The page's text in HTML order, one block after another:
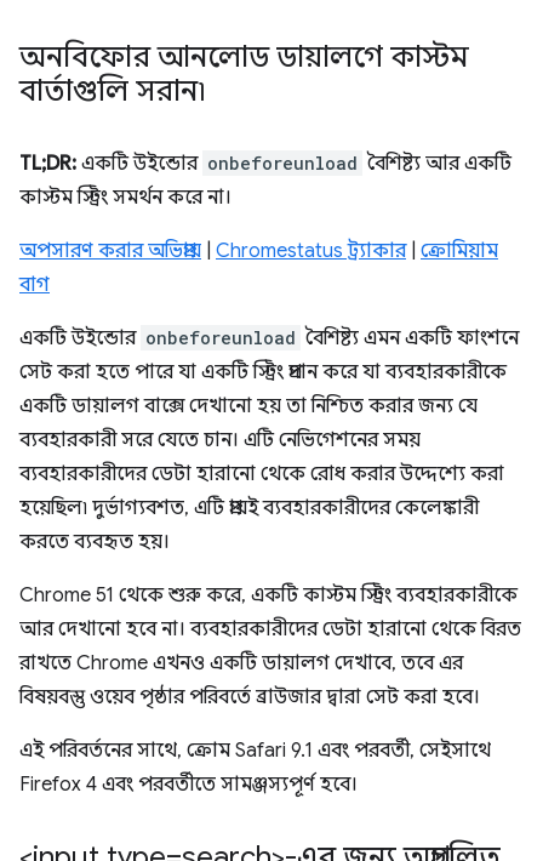
অনবিফোর আনলোড ডায়ালগে কাস্টম
বার্তাগুলি সরান৷
TL;DR: একটি উইন্ডোর onbeforeunload বৈশিষ্ট্য আর একটি
কাস্টম স্ট্রিং সমর্থন করে না।
অপসারণ করার অভিপ্রায় Chromestatus ট্র্যাকার| ক্রোমিয়াম
বাগ
একটি উইন্ডোর onbeforeunload বৈশিষ্ট্য এমন একটি ফাংশনে
সেট করা হতে পারে যা একটি স্ট্রিং প্রদান করে যা ব্যবহারকারীকে
একটি ডায়ালগ বাক্সে দেখানো হয় তা নিশ্চিত করার জন্য যে
ব্যবহারকারী সরে যেতে চান। এটি নেভিগেশনের সময়
ব্যবহারকারীদের ডেটা হারানো থেকে রোধ করার উদ্দেশ্যে করা
হয়েছিল৷ দুর্ভাগ্যবশত, এটি প্রায়ই ব্যবহারকারীদের কেলেঙ্কারী
করতে ব্যবহৃত হয়।
Chrome 51 থেকে শুরু করে, একটি কাস্টম স্ট্রিং ব্যবহারকারীকে
আর দেখানো হবে না। ব্যবহারকারীদের ডেটা হারানো থেকে বিরত
রাখতে Chrome এখনও একটি ডায়ালগ দেখাবে, তবে এর
বিষয়বস্তু ওয়েব পৃষ্ঠার পরিবর্তে ব্রাউজার দ্বারা সেট করা হবে।
এই পরিবর্তনের সাথে, ক্রোম Safari 9.1 এবং পরবর্তী, সেইসাথে
Firefox 4 এবং পরবর্তীতে সামঞ্জস্যপূর্ণ হবে।